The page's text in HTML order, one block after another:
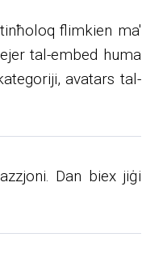
flimkien ma'
tal-embed huma
avatars tal-
Dan biex jiġi